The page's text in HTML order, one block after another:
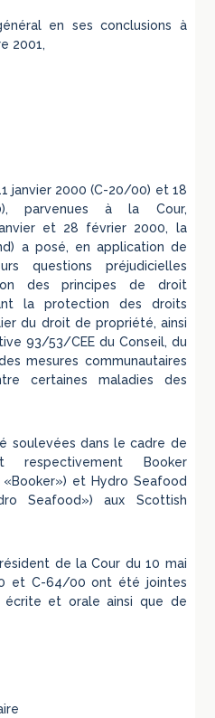
en ses conclusions à
2001,
janvier 2000 (C-20/00) et 18
parvenues à la Cour,
et 28 février 2000, la
a posé, en application de
questions préjudicielles
des principes de droit
la protection des droits
du droit de propriété, ainsi
93/53/CEE du Conseil, du
mesures communautaires
certaines maladies des
dans le cadre de
respectivement Booker
et Hydro Seafood
Seafood») aux Scottish
de la Cour du 10 mai
et C-64/00 ont été jointes
écrite et orale ainsi que de